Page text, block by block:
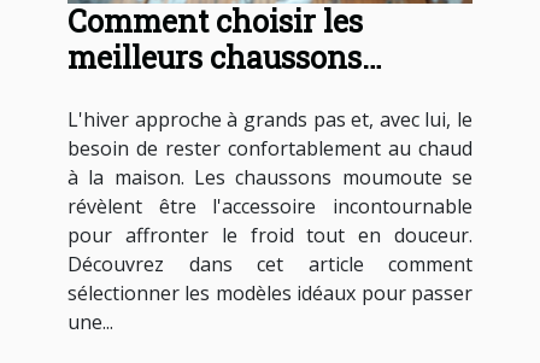
Comment choisir les
meilleurs chaussons
L'hiver approche à grands pas et, avec lui, le
besoin de rester confortablement au chaud
à la maison. Les chaussons moumoute se
révèlent être l'accessoire incontournable
pour affronter le froid tout en douceur.
Découvrez dans cet article comment
sélectionner les modèles idéaux pour passer
une...